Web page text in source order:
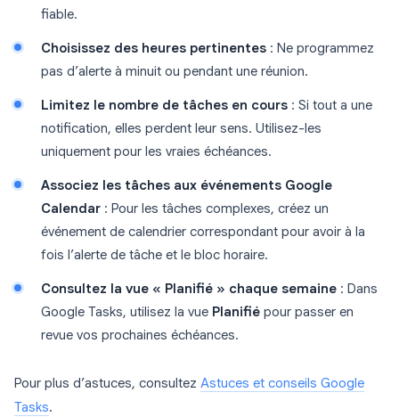
fiable.
Choisissez des heures pertinentes : Ne programmez
pas d’alerte à minuit ou pendant une réunion.
Limitez le nombre de tâches en cours : Si tout a une
notification, elles perdent leur sens. Utilisez-les
uniquement pour les vraies échéances.
Associez les tâches aux événements Google
Calendar : Pour les tâches complexes, créez un
événement de calendrier correspondant pour avoir à la
fois l’alerte de tâche et le bloc horaire.
Consultez la vue « Planifié » chaque semaine : Dans
Google Tasks, utilisez la vue Planifié pour passer en
revue vos prochaines échéances.
Pour plus d’astuces, consultez Astuces et conseils Google
Tasks.